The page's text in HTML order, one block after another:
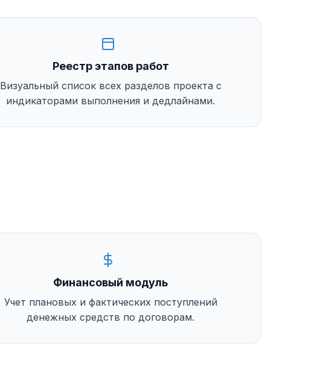
Реестр этапов работ
Визуальный список всех разделов проекта с
индикаторами выполнения и дедлайнами.
Финансовый модуль
Учет плановых и фактических поступлений
денежных средств по договорам.